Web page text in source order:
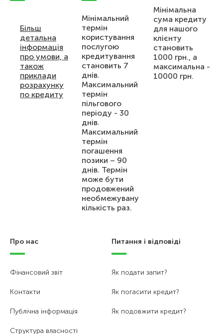
Більш
детальна
інформація
про умови, а
також
приклади
розрахунку
по кредиту
Мінімальний
термін
користування
послугою
кредитування
становить 7
днів.
Максимальний
термін
пільгового
періоду - 30
днів.
Максимальний
термін
погашення
позики – 90
днів. Термін
може бути
продовжений
необмежувану
кількість раз.
Мінімальна
сума кредиту
для нашого
клієнту
становить
1000 грн., а
максимальна -
10000 грн.
Про нас
Фінансовий звіт
Контакти
Публічна інформація
Структура власності
Питання і відповіді
Як подати запит?
Як погасити кредит?
Як подовжити кредит?